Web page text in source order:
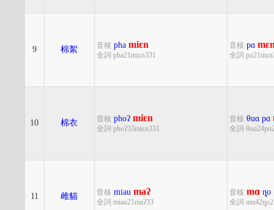
9 棉絮 音核 pha miɛn
全詞 pha21miɛn331
音核 pɑ
全詞
10 棉衣 音核 phoʔ miɛn
全詞 phoʔ33miɛn331
音核 θuɑ pɑ
全詞
11 雌貓 音核 miau maʔ
全詞 miau21maʔ33
音核 mɑ ȵo
全詞